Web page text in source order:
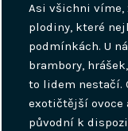
Asi všichni víme,
plodiny, které
podmínkách. U
brambory,
to lidem nestačí.
exotičtější ovoce
původní k